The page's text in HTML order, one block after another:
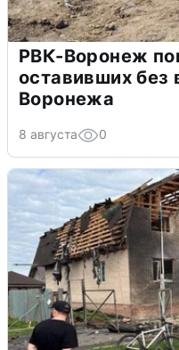
РВК-Воронеж
оставивших без
Воронежа
8 августа 0